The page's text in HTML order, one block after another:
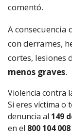
comentó.
A consecuencia
con derrames,
cortes, lesiones
menos graves.
Violencia contra
Si eres víctima o
denuncia al 149
en el 800 104